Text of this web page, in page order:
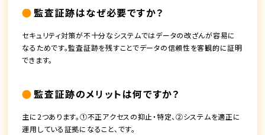
監査証跡はなぜ必要ですか？
セキュリティ対策が不十分なシステムではデータの改ざんが容易に
なるためです。監査証跡を残すことでデータの信頼性を客観的に証明
できます。
監査証跡のメリットは何ですか？
主に2つあります。①不正アクセスの抑止・特定、②システムを適正に
運用している証拠になること、です。